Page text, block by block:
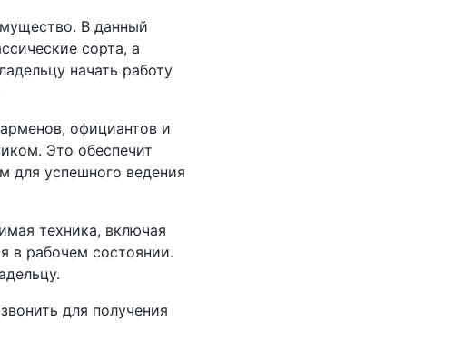
В данный
сорта, а
начать работу
официантов и
Это обеспечит
для успешного ведения
техника, включая
в рабочем состоянии.
для получения